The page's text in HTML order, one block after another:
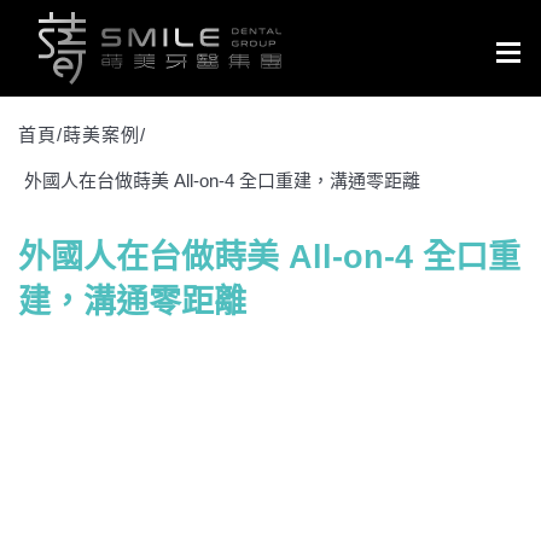
首頁/蒔美案例 /
外國人在台做蒔美 All-on-4 全口重建，溝通零距離
外國人在台做蒔美 All-on-4 全口重
建，溝通零距離